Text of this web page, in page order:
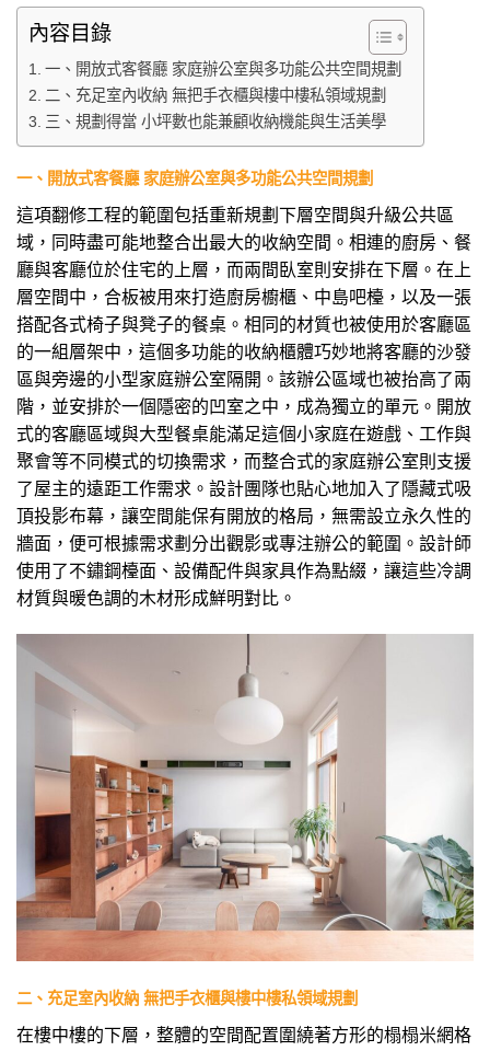
內容目錄
一、開放式客餐廳 家庭辦公室與多功能公共空間規劃
二、充足室內收納 無把手衣櫃與樓中樓私領域規劃
三、規劃得當 小坪數也能兼顧收納機能與生活美學
一、開放式客餐廳 家庭辦公室與多功能公共空間規劃
這項翻修工程的範圍包括重新規劃下層空間與升級公共區
域，同時盡可能地整合出最大的收納空間。相連的廚房、餐
廳與客廳位於住宅的上層，而兩間臥室則安排在下層。在上
層空間中，合板被用來打造廚房櫥櫃、中島吧檯，以及一張
搭配各式椅子與凳子的餐桌。相同的材質也被使用於客廳區
的一組層架中，這個多功能的收納櫃體巧妙地將客廳的沙發
區與旁邊的小型家庭辦公室隔開。該辦公區域也被抬高了兩
階，並安排於一個隱密的凹室之中，成為獨立的單元。開放
式的客廳區域與大型餐桌能滿足這個小家庭在遊戲、工作與
聚會等不同模式的切換需求，而整合式的家庭辦公室則支援
了屋主的遠距工作需求。設計團隊也貼心地加入了隱藏式吸
頂投影布幕，讓空間能保有開放的格局，無需設立永久性的
牆面，便可根據需求劃分出觀影或專注辦公的範圍。設計師
使用了不鏽鋼檯面、設備配件與家具作為點綴，讓這些冷調
材質與暖色調的木材形成鮮明對比。
二、充足室內收納 無把手衣櫃與樓中樓私領域規劃
在樓中樓的下層，整體的空間配置圍繞著方形的榻榻米網格